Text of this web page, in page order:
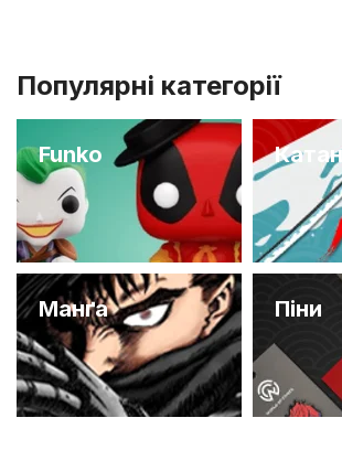
Популярні категорії
Funko
Манґа Піни